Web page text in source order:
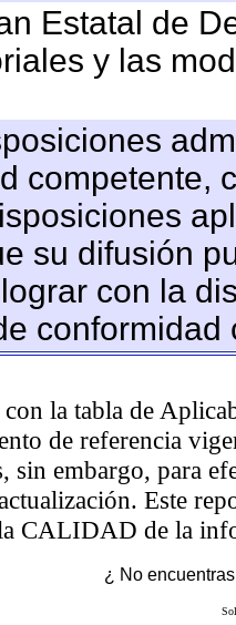
Estatal de
y las
competente,
su difusión
con la
la tabla de
de referencia
embargo, para
Este
CALIDAD de la
¿ No